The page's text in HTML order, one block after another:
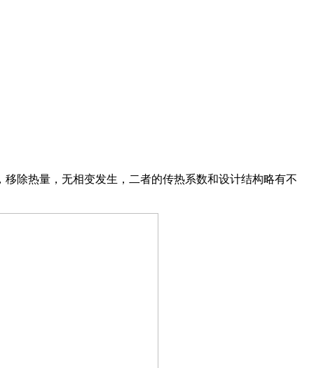
除热量，无相变发生，二者的传热系数和设计结构略有不